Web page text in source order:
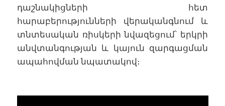
դաշնակիցների հետ
հարաբերությունների վերականգնում և
տնտեսական ռիսկերի նվազեցում՝ երկրի
անվտանգության և կայուն զարգացման
ապահովման նպատակով։